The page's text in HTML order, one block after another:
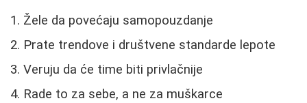
Žele da povećaju samopouzdanje
Prate trendove i društvene standarde lepote
Veruju da će time biti privlačnije
Rade to za sebe, a ne za muškarce